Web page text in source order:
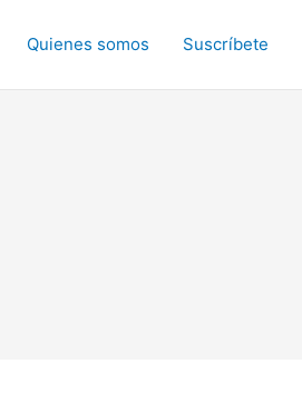
Quienes somos Suscríbete